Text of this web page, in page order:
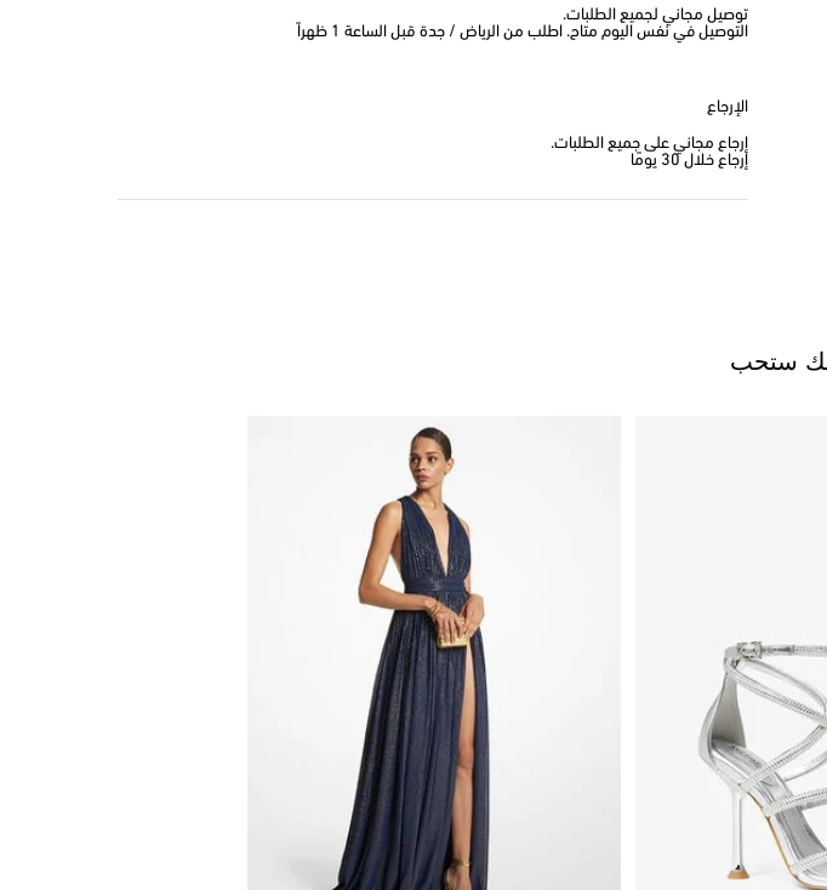
توصيل مجاني لجميع الطلبات.
التوصيل في نفس اليوم متاح. اطلب من الرياض / جدة قبل الساعة 1 ظهراً
الإرجاع
إرجاع مجاني على جميع الطلبات.
إرجاع خلال 30 يومًا
ستحب